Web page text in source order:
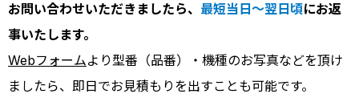
お問い合わせいただきましたら、 最短当日～翌日頃にお返
事いたします。
Webフォームより型番（品番）・機種のお写真などを頂け
ましたら、即日でお見積もりを出すことも可能です。